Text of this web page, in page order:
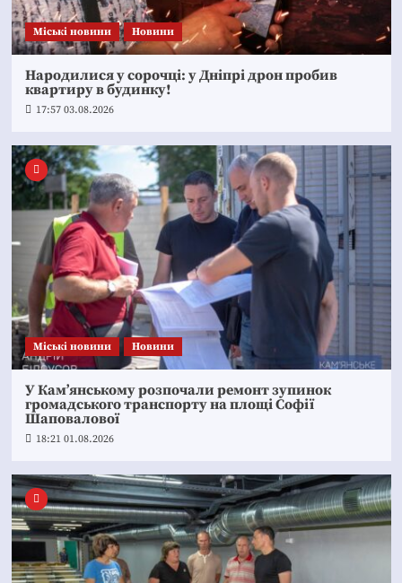
Mіські новини Новини
Народилися у сорочці: у Дніпрі дрон пробив
квартиру в будинку!
17:57 03.08.2026
Mіські новини Новини
У Кам’янському розпочали ремонт зупинок
громадського транспорту на площі Софії
Шаповалової
18:21 01.08.2026